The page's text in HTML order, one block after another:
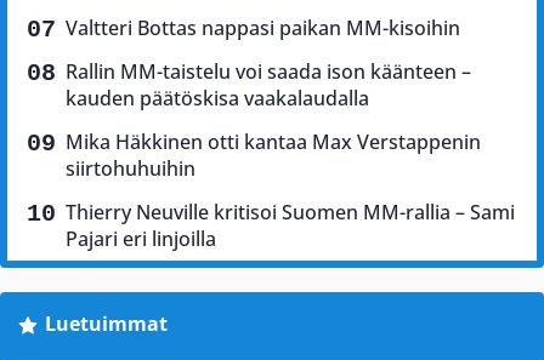
Valtteri Bottas nappasi paikan MM-kisoihin
Rallin MM-taistelu voi saada ison käänteen –
kauden päätöskisa vaakalaudalla
Mika Häkkinen otti kantaa Max Verstappenin
siirtohuhuihin
Thierry Neuville kritisoi Suomen MM-rallia – Sami
Pajari eri linjoilla
Luetuimmat